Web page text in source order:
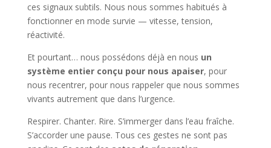
ces signaux subtils. Nous nous sommes habitués à
fonctionner en mode survie — vitesse, tension,
réactivité.
Et pourtant… nous possédons déjà en nous un
système entier conçu pour nous apaiser, pour
nous recentrer, pour nous rappeler que nous sommes
vivants autrement que dans l’urgence.
Respirer. Chanter. Rire. S’immerger dans l’eau fraîche.
S’accorder une pause. Tous ces gestes ne sont pas